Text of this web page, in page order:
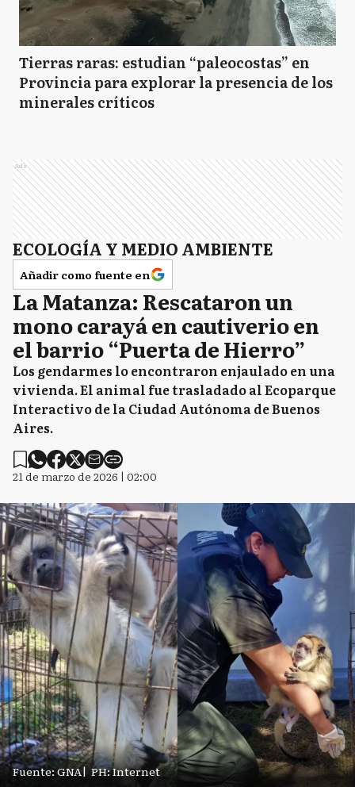
Tierras raras: estudian “paleocostas” en
Provincia para explorar la presencia de los
minerales críticos
Ads
ECOLOGÍA Y MEDIO AMBIENTE
Añadir como fuente en
La Matanza: Rescataron un
mono carayá en cautiverio en
el barrio “Puerta de Hierro”
Los gendarmes lo encontraron enjaulado en una
vivienda. El animal fue trasladado al Ecoparque
Interactivo de la Ciudad Autónoma de Buenos
Aires.
21 de marzo de 2026 | 02:00
Fuente: GNA| PH: Internet